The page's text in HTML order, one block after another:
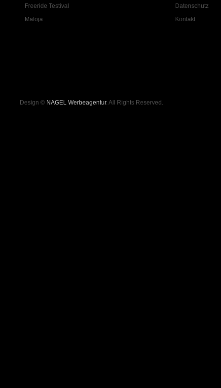
Freeride Testival
Maloja
Datenschutz
Kontakt
Design © NAGEL Werbeagentur. All Rights Reserved.